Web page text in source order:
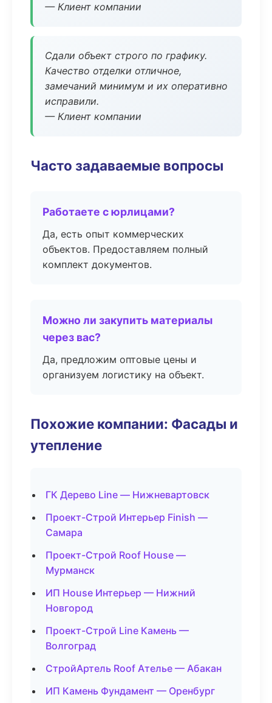
— Клиент компании
Сдали объект строго по графику.
Качество отделки отличное,
замечаний минимум и их оперативно
исправили.
— Клиент компании
Часто задаваемые вопросы
Работаете с юрлицами?
Да, есть опыт коммерческих
объектов. Предоставляем полный
комплект документов.
Можно ли закупить материалы
через вас?
Да, предложим оптовые цены и
организуем логистику на объект.
Похожие компании: Фасады и
утепление
ГК Дерево Line — Нижневартовск
Проект-Строй Интерьер Finish —
Самара
Проект-Строй Roof House —
Мурманск
ИП House Интерьер — Нижний
Новгород
Проект-Строй Line Камень —
Волгоград
СтройАртель Roof Ателье — Абакан
ИП Камень Фундамент — Оренбург